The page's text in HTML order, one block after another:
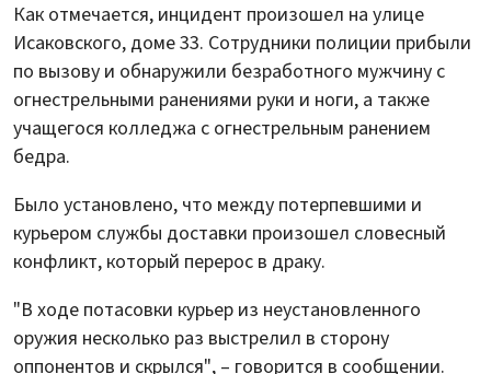
Как отмечается, инцидент произошел на улице
Исаковского, доме 33. Сотрудники полиции прибыли
по вызову и обнаружили безработного мужчину с
огнестрельными ранениями руки и ноги, а также
учащегося колледжа с огнестрельным ранением
бедра.
Было установлено, что между потерпевшими и
курьером службы доставки произошел словесный
конфликт, который перерос в драку.
"В ходе потасовки курьер из неустановленного
оружия несколько раз выстрелил в сторону
оппонентов и скрылся", – говорится в сообщении.